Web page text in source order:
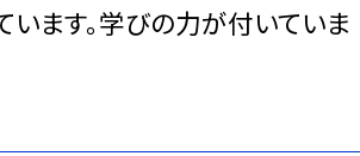
います。学びの力が付いていま